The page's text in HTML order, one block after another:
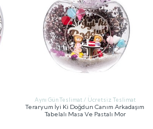
Aynı Gün Teslimat / Ücretsiz Teslimat
Teraryum İyi Ki Doğdun Canım Arkadaşım
Tabelalı Masa Ve Pastalı Mor